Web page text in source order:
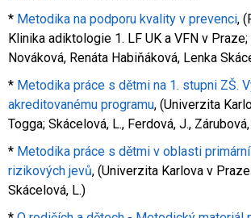
* Metodika na podporu kvality v prevenci,
Klinika adiktologie 1. LF UK a VFN v
Nováková, Renáta Habiňáková, Lenka
* Metodika práce s dětmi na 1. stupni ZŠ.
akreditovanému programu, (Univerzita
Togga; Skácelová, L., Ferdová, J.,
* Metodika práce s dětmi v oblasti
rizikových jevů, (Univerzita Karlova v
Skácelová, L.)